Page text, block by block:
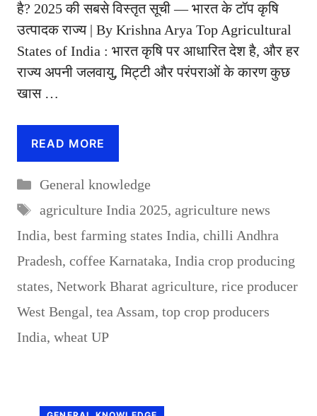
है? 2025 की सबसे विस्तृत सूची — भारत के टॉप कृषि
उत्पादक राज्य | By Krishna Arya Top Agricultural
States of India : भारत कृषि पर आधारित देश है, और हर
राज्य अपनी जलवायु, मिट्टी और परंपराओं के कारण कुछ
खास …
READ MORE
Categories
General knowledge
Tags
agriculture India 2025, agriculture news
India, best farming states India, chilli Andhra
Pradesh, coffee Karnataka, India crop producing
states, Network Bharat agriculture, rice producer
West Bengal, tea Assam, top crop producers
India, wheat UP